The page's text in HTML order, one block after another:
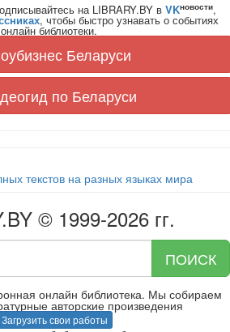
на LIBRARY.BY в VKновости,
, чтобы быстро узнавать о событиях
онлайн библиотеки.
Беларуси
по Беларуси
© 1999-2026 гг.
ПОИСК
онлайн библиотека. Мы собираем
авторские произведения
свои работы